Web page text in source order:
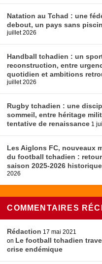
Natation au Tchad : une
debout, un pays sans
juillet 2026
Handball tchadien : un
reconstruction, entre
quotidien et ambitions
juillet 2026
Rugby tchadien : une
sommeil, entre héritage
tentative de renaissance 1
Les Aiglons FC, nouveaux
du football tchadien :
saison 2025-2026 historique
2026
COMMENTAIRES
Rédaction 17 mai 2021
on Le football tchadien
crise endémique